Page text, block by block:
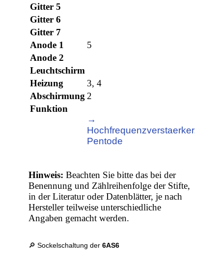
Gitter 5
Gitter 6
Gitter 7
Anode 1
5
Anode 2
Leuchtschirm
Heizung
3, 4
Abschirmung 2
Funktion
→
Hochfrequenzverstaerker,
Pentode
Hinweis: Beachten Sie bitte das bei der
Benennung und Zählreihenfolge der Stifte,
in der Literatur oder Datenblätter, je nach
Hersteller teilweise unterschiedliche
Angaben gemacht werden.
🔎 Sockelschaltung der6AS6